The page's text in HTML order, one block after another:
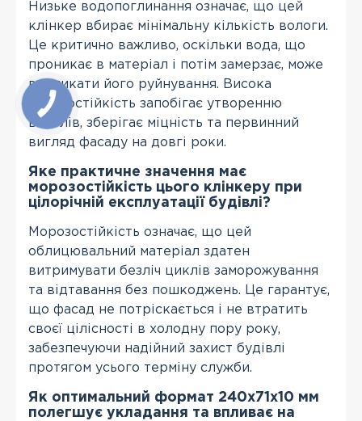
Низьке водопоглинання означає, що цей
клінкер вбирає мінімальну кількість вологи.
Це критично важливо, оскільки вода, що
проникає в матеріал і потім замерзає, може
викликати його руйнування. Висока
вологостійкість запобігає утворенню
висолів, зберігає міцність та первинний
вигляд фасаду на довгі роки.
Яке практичне значення має
морозостійкість цього клінкеру при
цілорічній експлуатації будівлі?
Морозостійкість означає, що цей
облицювальний матеріал здатен
витримувати безліч циклів заморожування
та відтавання без пошкоджень. Це гарантує,
що фасад не потріскається і не втратить
своєї цілісності в холодну пору року,
забезпечуючи надійний захист будівлі
протягом усього терміну служби.
Як оптимальний формат 240х71х10 мм
полегшує укладання та впливає на